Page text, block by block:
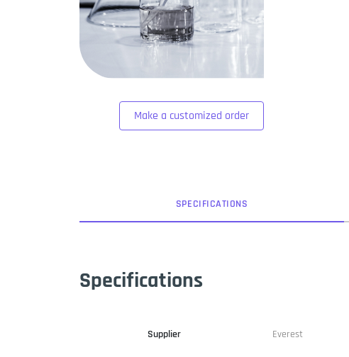
Make a customized order
SPECIFICATIONS
Specifications
Supplier Everest